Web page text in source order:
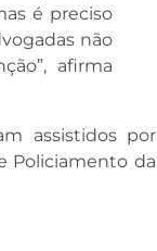
é preciso
não
afirma
assistidos por
Policiamento da